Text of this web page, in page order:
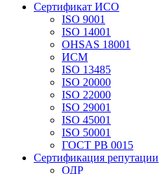
Сертификат ИСО
ISO 9001
ISO 14001
OHSAS 18001
ИСМ
ISO 13485
ISO 20000
ISO 22000
ISO 29001
ISO 45001
ISO 50001
ГОСТ РВ 0015
Сертификация репутации
ОДР